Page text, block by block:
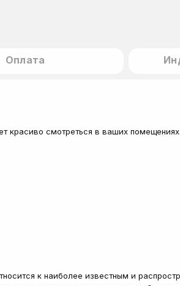
Оплата
красиво смотреться в ваших помещениях.
к наиболее известным и